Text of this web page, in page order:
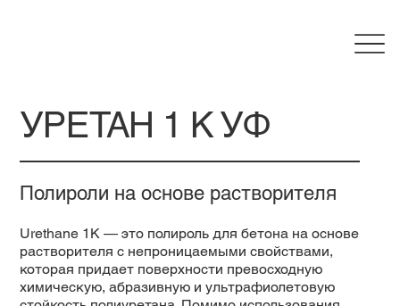
УРЕТАН 1 К УФ
Полироли на основе растворителя
Urethane 1K — это полироль для бетона на основе
растворителя с непроницаемыми свойствами,
которая придает поверхности превосходную
химическую, абразивную и ультрафиолетовую